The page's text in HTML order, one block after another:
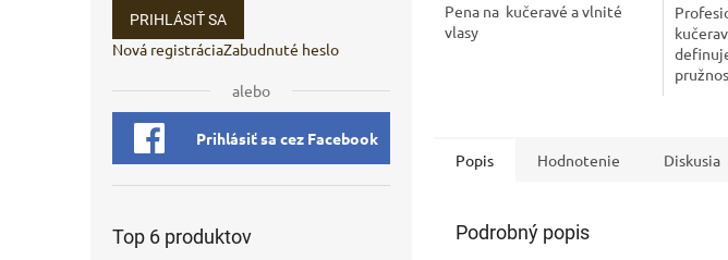
PRIHLÁSIŤ SA
Nová registráciaZabudnuté heslo
alebo
Prihlásiť sa cez Facebook
Top 6 produktov
Pena na kučeravé a vlnité
vlasy
Popis Hodnotenie Diskusia
Podrobný popis